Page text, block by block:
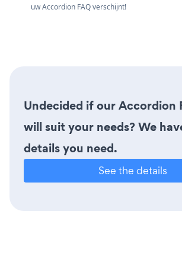
uw Accordion FAQ verschijnt!
Undecided if our Accordion
will suit your needs? We
details you need.
See the details